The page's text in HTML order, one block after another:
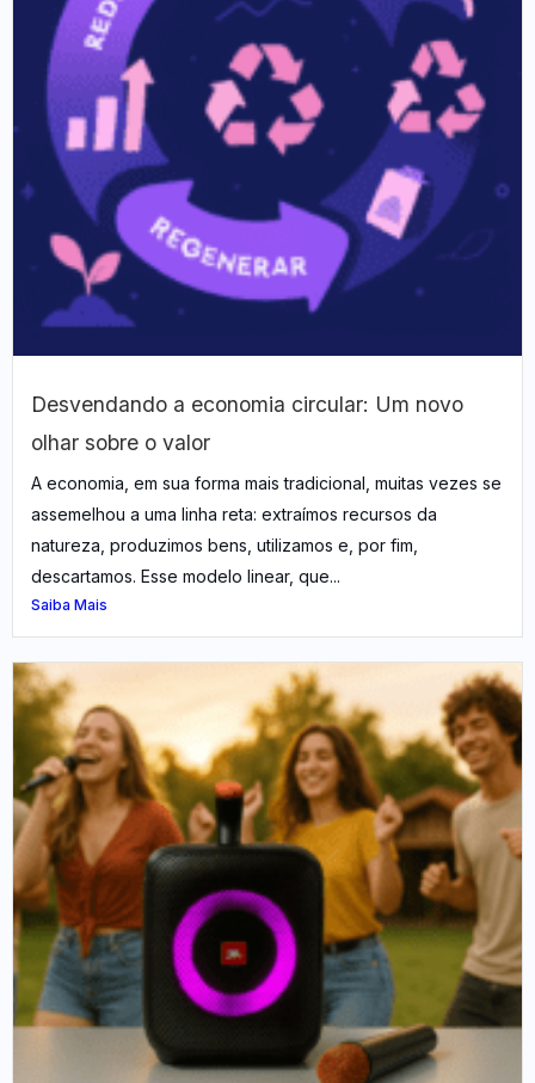
Desvendando a economia circular: Um novo
olhar sobre o valor
A economia, em sua forma mais tradicional, muitas vezes se
assemelhou a uma linha reta: extraímos recursos da
natureza, produzimos bens, utilizamos e, por fim,
descartamos. Esse modelo linear, que...
Saiba Mais